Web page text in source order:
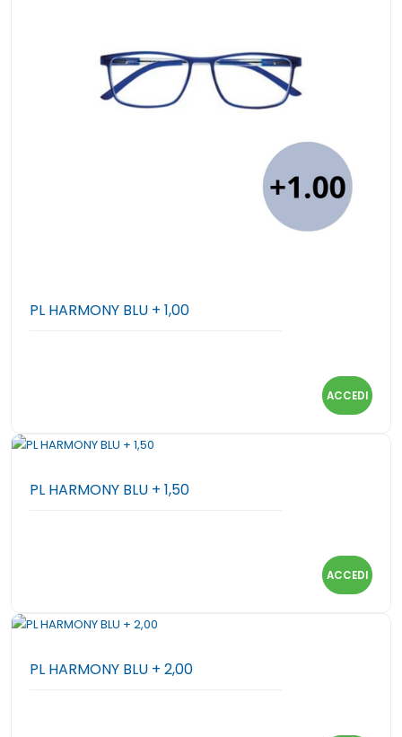
PL HARMONY BLU + 1,00
ACCEDI
PL HARMONY BLU + 1,50
ACCEDI
PL HARMONY BLU + 2,00